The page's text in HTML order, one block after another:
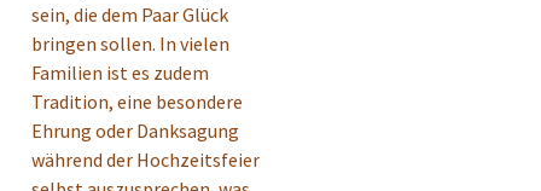
sein, die dem Paar Glück
bringen sollen. In vielen
Familien ist es zudem
Tradition, eine besondere
Ehrung oder Danksagung
während der Hochzeitsfeier